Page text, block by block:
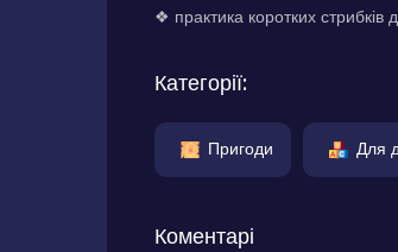
❖ практика коротких стрибків
Категорії:
Пригоди Для
Коментарі